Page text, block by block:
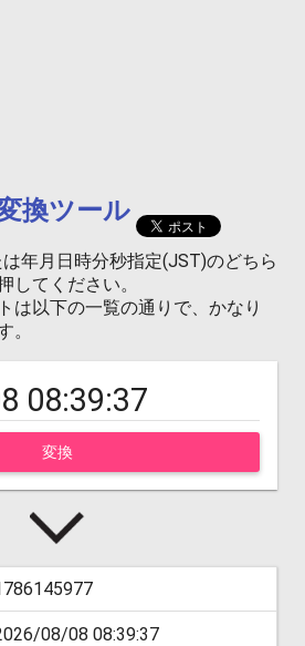
換ツール
年月日時分秒指定(JST)のどちら
してください。
は以下の一覧の通りで、かなり
。
変換
08/08 08:39:37